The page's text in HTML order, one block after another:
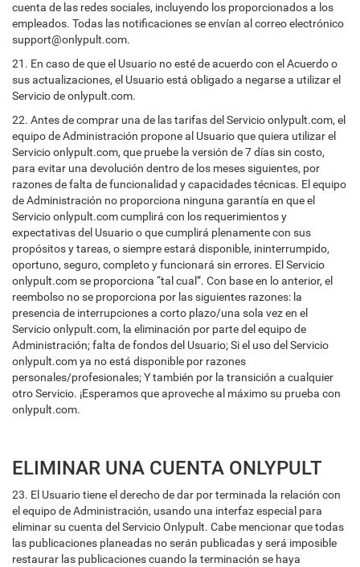
cuenta de las redes sociales, incluyendo los proporcionados a los
empleados. Todas las notificaciones se envían al correo electrónico
support@onlypult.com.
21. En caso de que el Usuario no esté de acuerdo con el Acuerdo o
sus actualizaciones, el Usuario está obligado a negarse a utilizar el
Servicio de onlypult.com.
22. Antes de comprar una de las tarifas del Servicio onlypult.com, el
equipo de Administración propone al Usuario que quiera utilizar el
Servicio onlypult.com, que pruebe la versión de 7 días sin costo,
para evitar una devolución dentro de los meses siguientes, por
razones de falta de funcionalidad y capacidades técnicas. El equipo
de Administración no proporciona ninguna garantía en que el
Servicio onlypult.com cumplirá con los requerimientos y
expectativas del Usuario o que cumplirá plenamente con sus
propósitos y tareas, o siempre estará disponible, ininterrumpido,
oportuno, seguro, completo y funcionará sin errores. El Servicio
onlypult.com se proporciona “tal cual”. Con base en lo anterior, el
reembolso no se proporciona por las siguientes razones: la
presencia de interrupciones a corto plazo/una sola vez en el
Servicio onlypult.com, la eliminación por parte del equipo de
Administración; falta de fondos del Usuario; Si el uso del Servicio
onlypult.com ya no está disponible por razones
personales/profesionales; Y también por la transición a cualquier
otro Servicio. ¡Esperamos que aproveche al máximo su prueba con
onlypult.com.
ELIMINAR UNA CUENTA ONLYPULT
23. El Usuario tiene el derecho de dar por terminada la relación con
el equipo de Administración, usando una interfaz especial para
eliminar su cuenta del Servicio Onlypult. Cabe mencionar que todas
las publicaciones planeadas no serán publicadas y será imposible
restaurar las publicaciones cuando la terminación se haya